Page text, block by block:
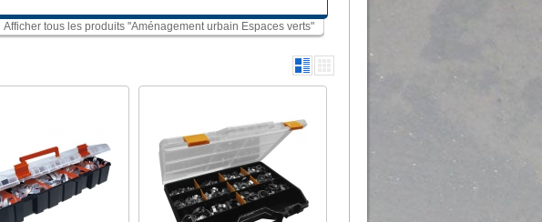
Afficher tous les produits "Aménagement urbain Espaces verts"